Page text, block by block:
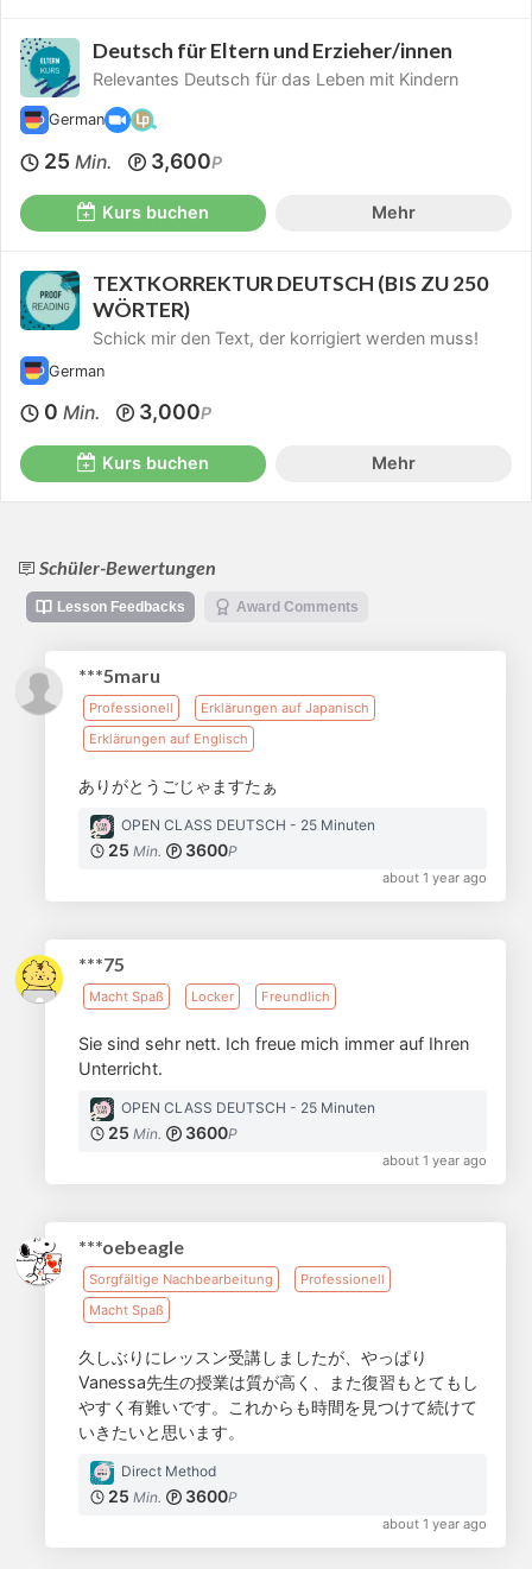
Deutsch für Eltern und Erzieher/innen
Relevantes Deutsch für das Leben mit Kindern
German
25 Min. 3,600P
Kurs buchen Mehr
TEXTKORREKTUR DEUTSCH (BIS ZU 250
WÖRTER)
Schick mir den Text, der korrigiert werden muss!
German
0 Min. 3,000P
Kurs buchen Mehr
Schüler-Bewertungen
Lesson Feedbacks Award Comments
***5maru
Professionell
Erklärungen auf Japanisch
Erklärungen auf Englisch
ありがとうごじゃますたぁ
OPEN CLASS DEUTSCH - 25 Minuten
25 Min. 3600P
about 1 year ago
***75
Macht Spaß Locker Freundlich
Sie sind sehr nett. Ich freue mich immer auf Ihren
Unterricht.
OPEN CLASS DEUTSCH - 25 Minuten
25 Min. 3600P
about 1 year ago
***oebeagle
Sorgfältige Nachbearbeitung
Professionell
Macht Spaß
久しぶりにレッスン受講しましたが、やっぱり
Vanessa先生の授業は質が高く、また復習もとてもし
やすく有難いです。これからも時間を見つけて続けて
いきたいと思います。
Direct Method
25 Min. 3600P
about 1 year ago